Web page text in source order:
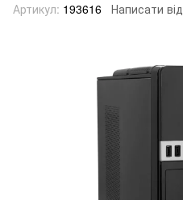
Артикул: 193616 Написати